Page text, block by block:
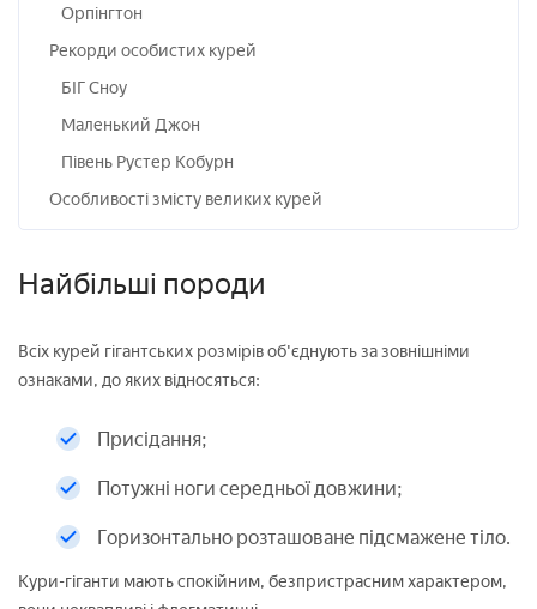
Орпінгтон
Рекорди особистих курей
БІГ Сноу
Маленький Джон
Півень Рустер Кобурн
Особливості змісту великих курей
Найбільші породи
Всіх курей гігантських розмірів об'єднують за зовнішніми
ознаками, до яких відносяться:
Присідання;
Потужні ноги середньої довжини;
Горизонтально розташоване підсмажене тіло.
Кури-гіганти мають спокійним, безпристрасним характером,